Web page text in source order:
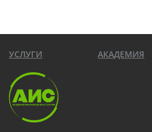
УСЛУГИ АКАДЕМИЯ